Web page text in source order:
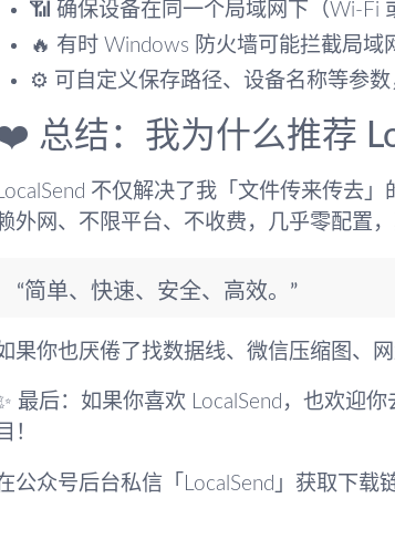
📶 确保设备在同一个局域网下（Wi-Fi
🔥 有时 Windows 防火墙可能拦截局域
⚙️ 可自定义保存路径、设备名称等参数
总结：我为什么推荐
LocalSend 不仅解决了我「文件传来传去
外网、不限平台、不收费，几乎零配置，
“简单、快速、安全、高效。”
果你也厌倦了找数据线、微信压缩图、
最后：如果你喜欢 LocalSend，也欢迎你
目！
公众号后台私信「LocalSend」获取下载